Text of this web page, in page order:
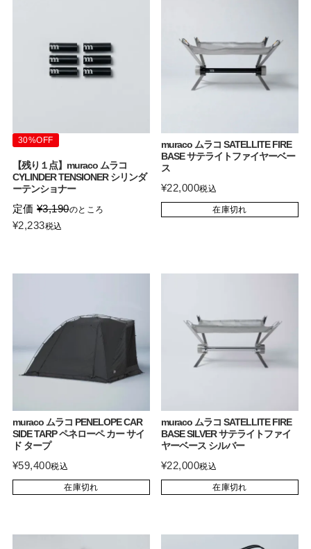
30%OFF
【残り１点】muraco ムラコ
CYLINDER TENSIONER シリンダ
ーテンショナー
定価 ¥3,190のところ
¥2,233税込
muraco ムラコ SATELLITE FIRE
BASE サテライトファイヤーベー
ス
¥22,000税込
在庫切れ
muraco ムラコ PENELOPE CAR
SIDE TARP ペネローペ カー サイ
ド タープ
¥59,400税込
在庫切れ
muraco ムラコ SATELLITE FIRE
BASE SILVER サテライトファイ
ヤーベース シルバー
¥22,000税込
在庫切れ